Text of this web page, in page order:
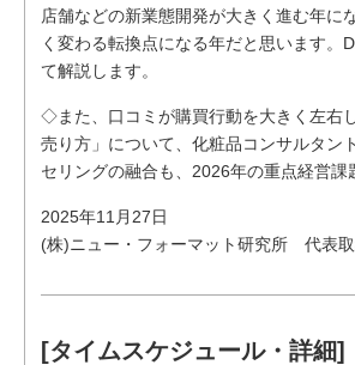
店舗などの新業態開発が大きく進む年に
く変わる転換点になる年だと思います
て解説します。
◇また、口コミが購買行動を大きく左右
売り方」について、化粧品コンサルタン
セリングの融合も、2026年の重点経営課
2025年11月27日
(株)ニュー・フォーマット研究所 代表
[タイムスケジュール・詳細]